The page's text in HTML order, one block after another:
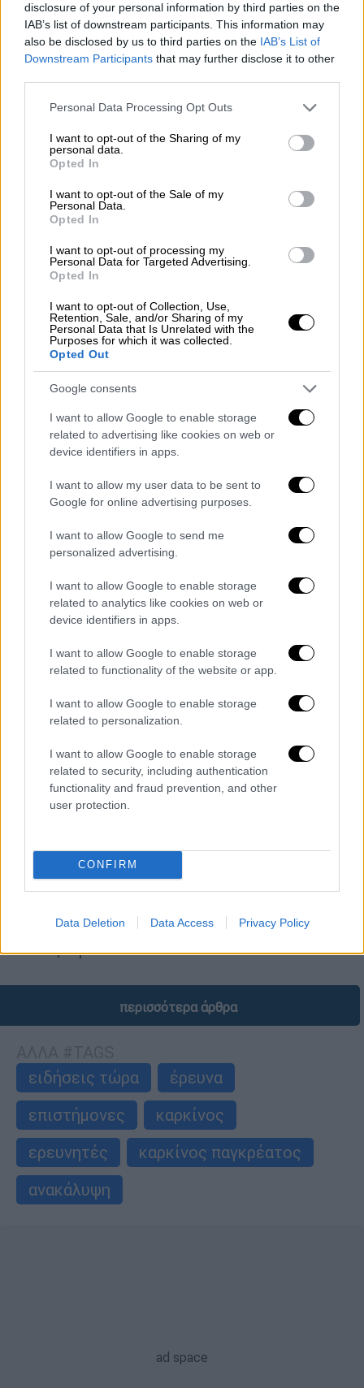
disclosure of your personal information by third parties on the
IAB’s list of downstream participants. This information may
also be disclosed by us to third parties on the IAB’s List of
Downstream Participants that may further disclose it to other
Please note that this website/app uses one or more Google
not limited to your visit or usage behaviour. You may click to
grant or deny consent to Google and its third-party tags to
use your data for below specified purposes in below Google
consent section.
Personal Data Processing Opt Outs
I want to opt-out of the Sharing of my
personal data.
Opted In
I want to opt-out of the Sale of my
Personal Data.
Opted In
I want to opt-out of processing my
Personal Data for Targeted Advertising.
Opted In
I want to opt-out of Collection, Use,
Retention, Sale, and/or Sharing of my
Personal Data that Is Unrelated with the
Purposes for which it was collected.
Opted Out
Google consents
I want to allow Google to enable storage
related to advertising like cookies on web or
device identifiers in apps.
I want to allow my user data to be sent to
Google for online advertising purposes.
I want to allow Google to send me
personalized advertising.
I want to allow Google to enable storage
related to analytics like cookies on web or
device identifiers in apps.
I want to allow Google to enable storage
related to functionality of the website or app.
I want to allow Google to enable storage
related to personalization.
I want to allow Google to enable storage
related to security, including authentication
functionality and fraud prevention, and other
user protection.
CONFIRM
Data Deletion Data Access Privacy Policy
του γιατί το 90% των ανθρώπων είναι
δεξιόχειρες
Γενετικοί λόγοι ή κάτι πολύ πιο σκοτεινό
από το παρελθόν μας;
|05.07.2026 23:06
«Tech neck»: Πώς τα κινητά τηλέφωνο
και η τεχνολογία παραμορφώνουν το
σώμα μας
Οι συσκευές αλλάζουν το σώμα μας με
τρόπους που μπορεί να μην
05.07.2026 06:55
πράγματα πριν πεθάνουν; Οι
επιστήμονες απαντούν
κάτι από το οποίο δεν θέλουν να
επιστρέψουν
περισσότερα άρθρα
ειδήσεις τώρα
έρευνα
επιστήμονες
καρκίνος
ερευνητές
καρκίνος παγκρέατος
ανακάλυψη